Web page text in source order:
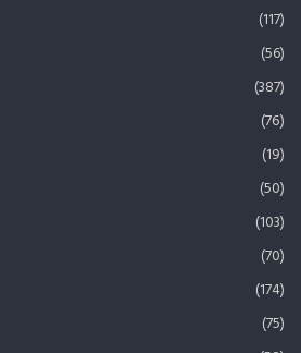
(117)
(56)
(387)
(76)
(19)
(50)
(103)
(70)
(174)
(75)